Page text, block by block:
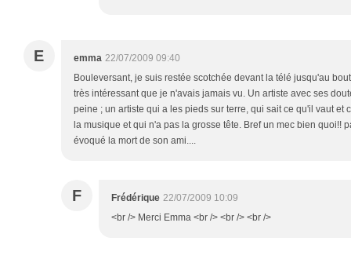
E emma 22/07/2009 09:40
Bouleversant, je suis restée scotchée devant la télé jusqu'au
très intéressant que je n'avais jamais vu. Un artiste avec ses
peine ; un artiste qui a les pieds sur terre, qui sait ce qu'il vaut et
la musique et qui n'a pas la grosse tête. Bref un mec bien quoi!!
évoqué la mort de son ami....
F Frédérique 22/07/2009 10:09
<br /> Merci Emma <br /> <br /> <br />